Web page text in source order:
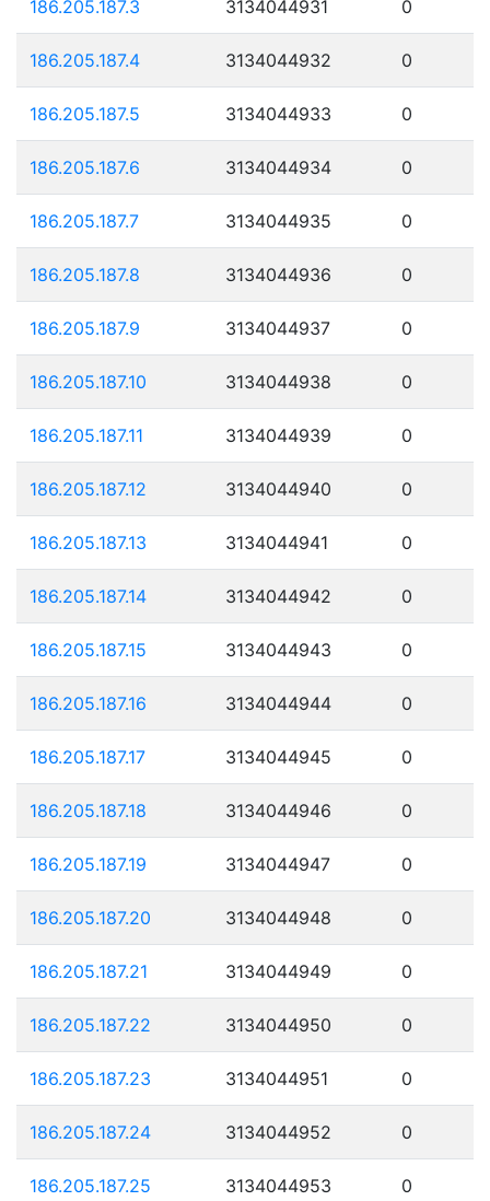
186.205.187.3 3134044931 0
186.205.187.4 3134044932 0
186.205.187.5 3134044933 0
186.205.187.6 3134044934 0
186.205.187.7 3134044935 0
186.205.187.8 3134044936 0
186.205.187.9 3134044937 0
186.205.187.10 3134044938 0
186.205.187.11 3134044939 0
186.205.187.12 3134044940 0
186.205.187.13 3134044941 0
186.205.187.14 3134044942 0
186.205.187.15 3134044943 0
186.205.187.16 3134044944 0
186.205.187.17 3134044945 0
186.205.187.18 3134044946 0
186.205.187.19 3134044947 0
186.205.187.20 3134044948 0
186.205.187.21 3134044949 0
186.205.187.22 3134044950 0
186.205.187.23 3134044951 0
186.205.187.24 3134044952 0
186.205.187.25 3134044953 0